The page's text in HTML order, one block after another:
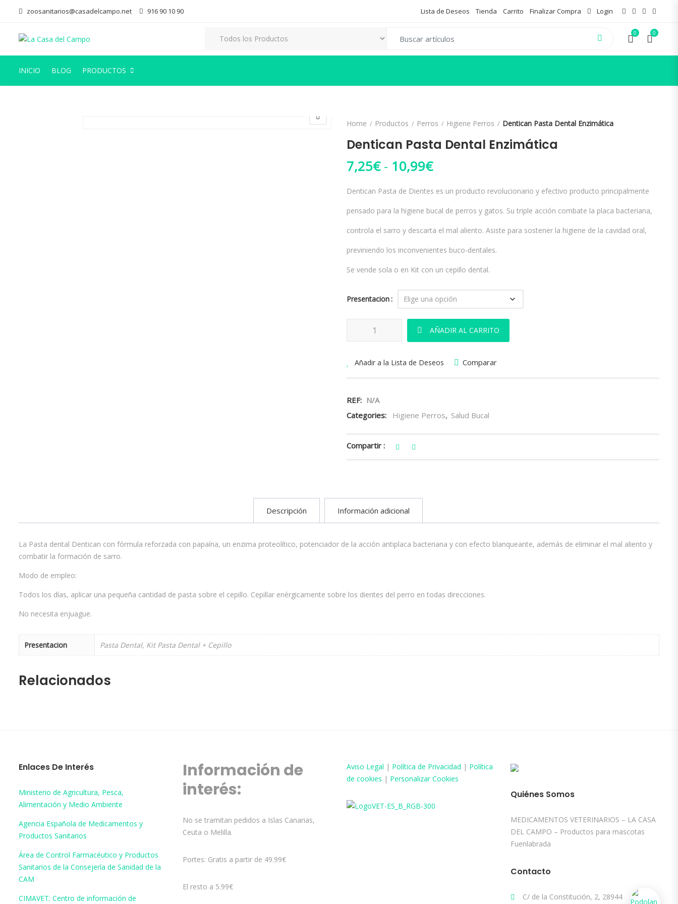
zoosanitarios@casadelcampo.net 916 90 10 90 Lista de Deseos Tienda Carrito Finalizar Compra Login
0 0
INICIO BLOG PRODUCTOS
Home Productos Perros Higiene Perros Dentican Pasta Dental Enzimática
Dentican Pasta Dental Enzimática
7,25€ - 10,99€Rango de precios: desde 7,25€ hasta
Dentican Pasta de Dientes es un producto revolucionario y efectivo producto principalmente
pensado para la higiene bucal de perros y gatos. Su triple acción combate la placa bacteriana,
controla el sarro y descarta el mal aliento. Asiste para sostener la higiene de la cavidad oral,
previniendo los inconvenientes buco-dentales.
Se vende sola o en Kit con un cepillo dental.
Presentacion
Dentican Pasta Dental Enzimática cantidad
AÑADIR AL CARRITO
Añadir a la Lista de Deseos Comparar
REF: N/A
Categories:
Higiene Perros, Salud Bucal
Compartir :
Descripción Información adicional
La Pasta dental Dentican con fórmula reforzada con papaína, un enzima proteolítico, potenciador de la acción antiplaca bacteriana y con efecto blanqueante, además de eliminar el mal aliento y
combatir la formación de sarro.
Modo de empleo:
Todos los días, aplicar una pequeña cantidad de pasta sobre el cepillo. Cepillar enérgicamente sobre los dientes del perro en todas direcciones.
No necesita enjuague.
Presentacion Pasta Dental, Kit Pasta Dental + Cepillo
Relacionados
Enlaces De Interés
Ministerio de Agricultura, Pesca,
Alimentación y Medio Ambiente
Agencia Española de Medicamentos y
Productos Sanitarios
Área de Control Farmacéutico y Productos
Sanitarios de la Consejería de Sanidad de la
CAM
CIMAVET: Centro de información de
Información de
interés:
No se tramitan pedidos a Islas Canarias,
Ceuta o Melilla.
Portes: Gratis a partir de 49.99€
El resto a 5.99€
Aviso Legal | Política de Privacidad | Política
de cookies | Personalizar Cookies
Quiénes Somos
MEDICAMENTOS VETERINARIOS – LA CASA
DEL CAMPO – Productos para mascotas
Fuenlabrada
Contacto
C/ de la Constitución, 2, 28944